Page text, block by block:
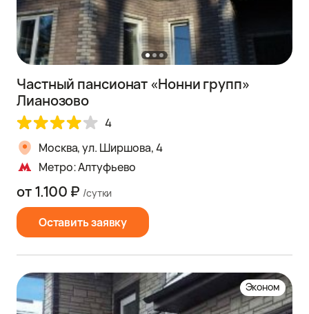
Частный пансионат «Нонни групп»
Лианозово
4
Москва, ул. Ширшова, 4
Метро: Алтуфьево
Оставить заявку
от 1.100 ₽ /сутки
Эконом